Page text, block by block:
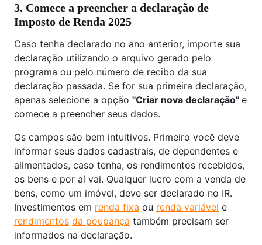
3. Comece a preencher a declaração de
Imposto de Renda 2025
Caso tenha declarado no ano anterior, importe sua
declaração utilizando o arquivo gerado pelo
programa ou pelo número de recibo da sua
declaração passada. Se for sua primeira declaração,
apenas selecione a opção "Criar nova declaração" e
comece a preencher seus dados.
Os campos são bem intuitivos. Primeiro você deve
informar seus dados cadastrais, de dependentes e
alimentados, caso tenha, os rendimentos recebidos,
os bens e por aí vai. Qualquer lucro com a venda de
bens, como um imóvel, deve ser declarado no IR.
Investimentos em renda fixa ou renda variável e
rendimentos da poupança também precisam ser
informados na declaração.